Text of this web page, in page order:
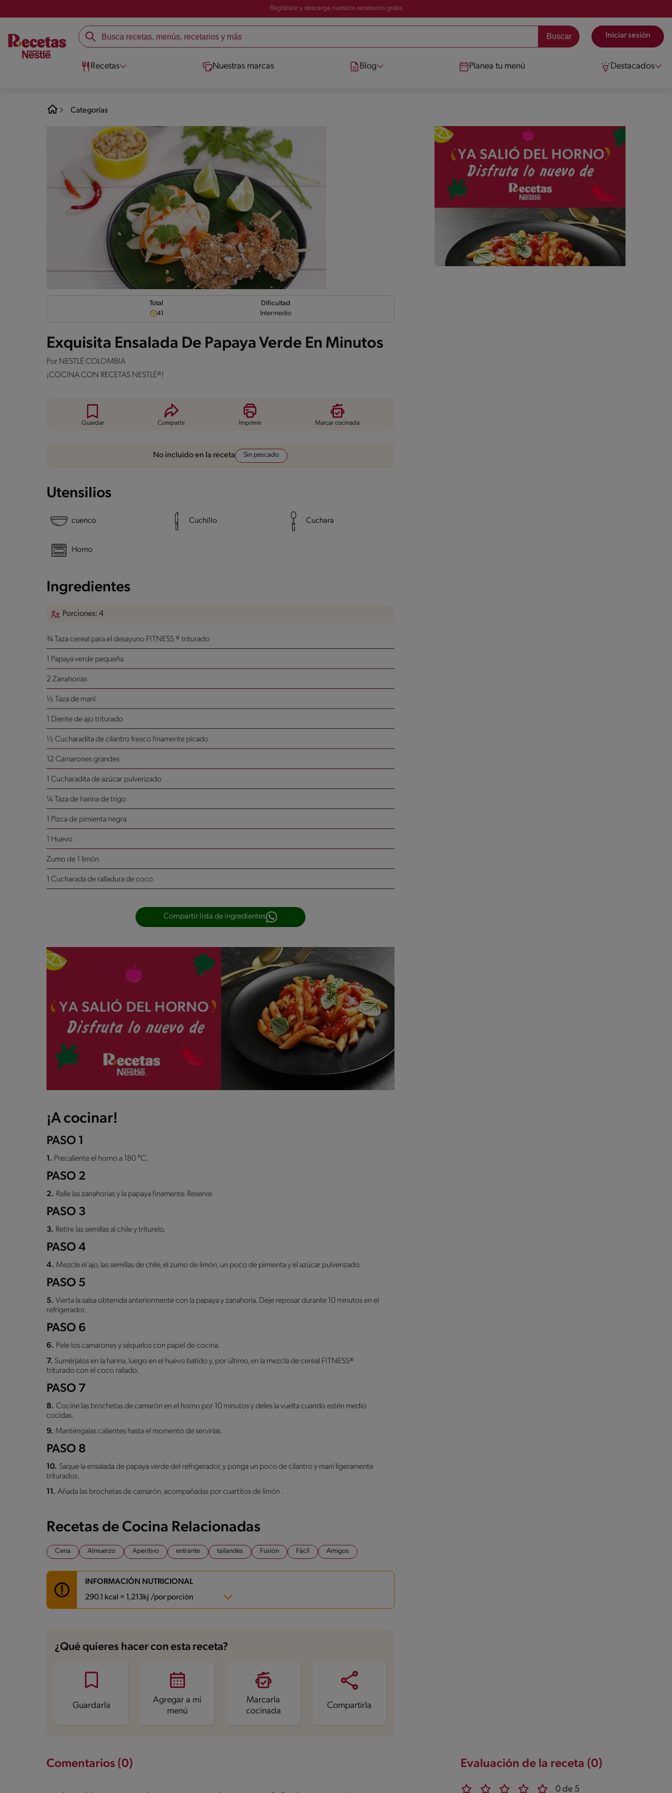
Registrate y descarga nuestros recetarios gratis
Iniciar sesión
Recetas Nuestras marcas Blog Planea tu menú Destacados
Categorías
Total
41
Dificultad
Intermedio
Exquisita Ensalada De Papaya Verde En Minutos
Por NESTLÉ COLOMBIA
¡COCINA CON RECETAS NESTLÉ®!
Guardar Compartir Imprimir Marcar cocinada
No incluido en la receta Sin pescado
Utensilios
cuenco Cuchillo Cuchara
Horno
Ingredientes
Porciones: 4
¾ Taza cereal para el desayuno FITNESS ® triturado
1 Papaya verde pequeña
2 Zanahorias
½ Taza de maní
1 Diente de ajo triturado
½ Cucharadita de cilantro fresco finamente picado
12 Camarones grandes
1 Cucharadita de azúcar pulverizado
¼ Taza de harina de trigo
1 Pizca de pimienta negra
1 Huevo
Zumo de 1 limón
1 Cucharada de ralladura de coco
Compartir lista de ingredientes
¡A cocinar!
PASO 1
1. Precaliente el horno a 180 °C.
PASO 2
2. Ralle las zanahorias y la papaya finamente. Reserve.
PASO 3
3. Retire las semillas al chile y triturelo.
PASO 4
4. Mezcle el ajo, las semillas de chile, el zumo de limón, un poco de pimienta y el azúcar pulverizado.
PASO 5
5. Vierta la salsa obtenida anteriormente con la papaya y zanahoria. Deje reposar durante 10 minutos en el
refrigerador.
PASO 6
6. Pele los camarones y séquelos con papel de cocina.
7. Sumérjalos en la harina, luego en el huevo batido y, por último, en la mezcla de cereal FITNESS®
triturado con el coco rallado.
PASO 7
8. Cocine las brochetas de camarón en el horno por 10 minutos y deles la vuelta cuando estén medio
cocidas.
9. Manténgalas calientes hasta el momento de servirlas.
PASO 8
10. Saque la ensalada de papaya verde del refrigerador, y ponga un poco de cilantro y maní ligeramente
triturados.
11. Añada las brochetas de camarón, acompañadas por cuartitos de limón .
Recetas de Cocina Relacionadas
Cena Almuerzo Aperitivo entrante tailandés Fusión Fácil Amigos
INFORMACIÓN NUTRICIONAL
290.1 kcal = 1,213kj /por porción
Energía
290.1 kcal
Grasas 13.7 g
Sodio
¿Qué quieres hacer con esta receta?
Guardarla
Agregar a mi
menú
Marcarla
cocinada
Compartirla
Evaluación de la receta (0)
0 de 5
Comentarios (0)